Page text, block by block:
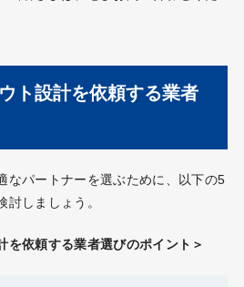
ト設計を依頼する業者
なパートナーを選ぶために、以下の5
討しましょう。
を依頼する業者選びのポイント＞